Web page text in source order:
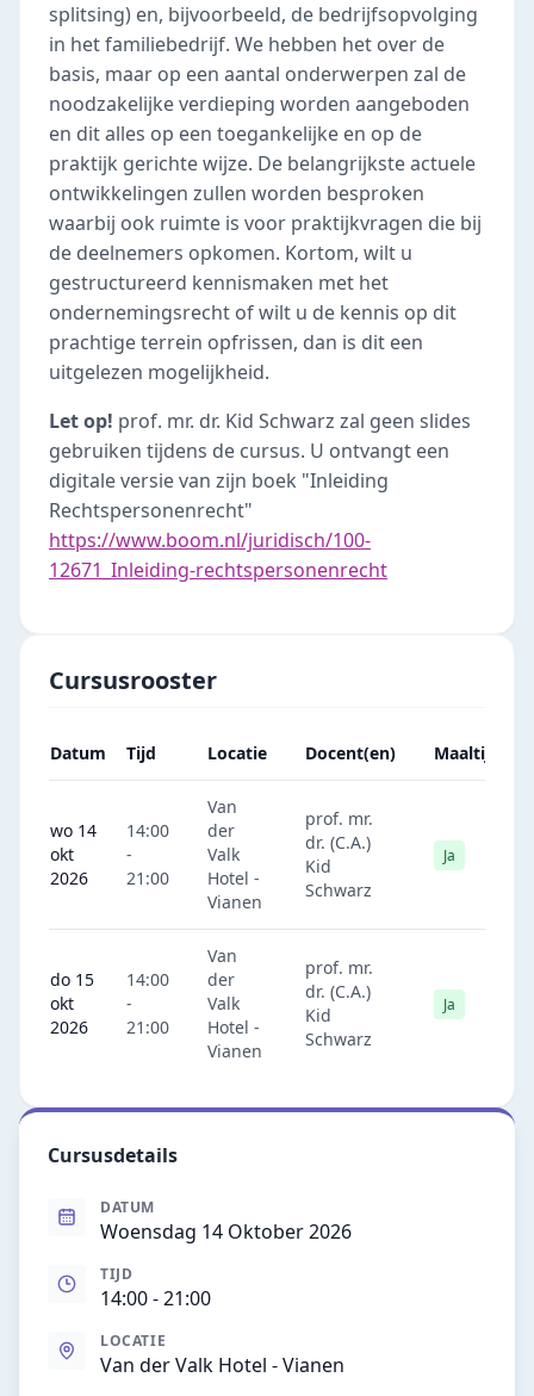
splitsing) en, bijvoorbeeld, de bedrijfsopvolging
in het familiebedrijf. We hebben het over de
basis, maar op een aantal onderwerpen zal de
noodzakelijke verdieping worden aangeboden
en dit alles op een toegankelijke en op de
praktijk gerichte wijze. De belangrijkste actuele
ontwikkelingen zullen worden besproken
waarbij ook ruimte is voor praktijkvragen die bij
de deelnemers opkomen. Kortom, wilt u
gestructureerd kennismaken met het
ondernemingsrecht of wilt u de kennis op dit
prachtige terrein opfrissen, dan is dit een
uitgelezen mogelijkheid.
Let op! prof. mr. dr. Kid Schwarz zal geen slides
gebruiken tijdens de cursus. U ontvangt een
digitale versie van zijn boek "Inleiding
Rechtspersonenrecht"
https://www.boom.nl/juridisch/100-
12671_Inleiding-rechtspersonenrecht
Cursusrooster
Datum Tijd Locatie Docent(en) Maaltijd
wo 14
okt
2026
14:00
-
21:00
Van
der
Valk
Hotel -
Vianen
prof. mr.
dr. (C.A.)
Kid
Schwarz
Ja
do 15
okt
2026
14:00
-
21:00
Van
der
Valk
Hotel -
Vianen
prof. mr.
dr. (C.A.)
Kid
Schwarz
Ja
Cursusdetails
DATUM
Woensdag 14 Oktober 2026
TIJD
14:00- 21:00
LOCATIE
Van der Valk Hotel - Vianen